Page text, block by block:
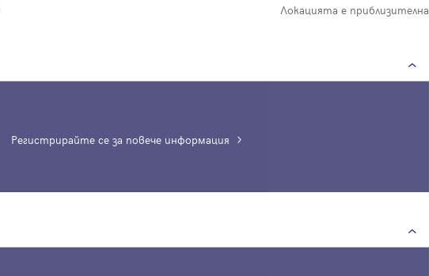
Локацията е приблизителна
Регистрирайте се за повече информация
Вход